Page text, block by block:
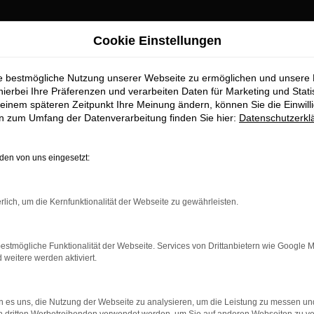
für
Nürnberg erhalten Sie im
für exzellente Audi Q3 Gebrauchtwagen Fahrzeuge für
zu präsentieren, die höchste Standards in Sachen
geht. Erfahren Sie mehr über unsere beeindruckende Audi
Cookie Einstellungen
bestmögliche Nutzung unserer Webseite zu ermöglichen und unsere
Ihre Präferenzen und verarbeiten Daten für Marketing und
späteren Zeitpunkt Ihre Meinung ändern, können Sie die
zum Umfang der Datenverarbeitung finden Sie hier:
von uns eingesetzt:
um die Kernfunktionalität der Webseite zu gewährleisten.
Funktionalität der Webseite. Services von Drittanbietern wie Google
weitere werden aktiviert.
es uns, die Nutzung der Webseite zu analysieren, um die Leistung zu messen